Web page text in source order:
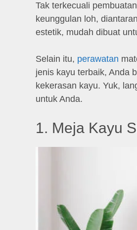
Tak terkecuali
keunggulan loh,
estetik, mudah dibuat
Selain itu, perawatan
jenis kayu terbaik, Anda
kekerasan kayu. Yuk,
untuk Anda.
1. Meja Kayu